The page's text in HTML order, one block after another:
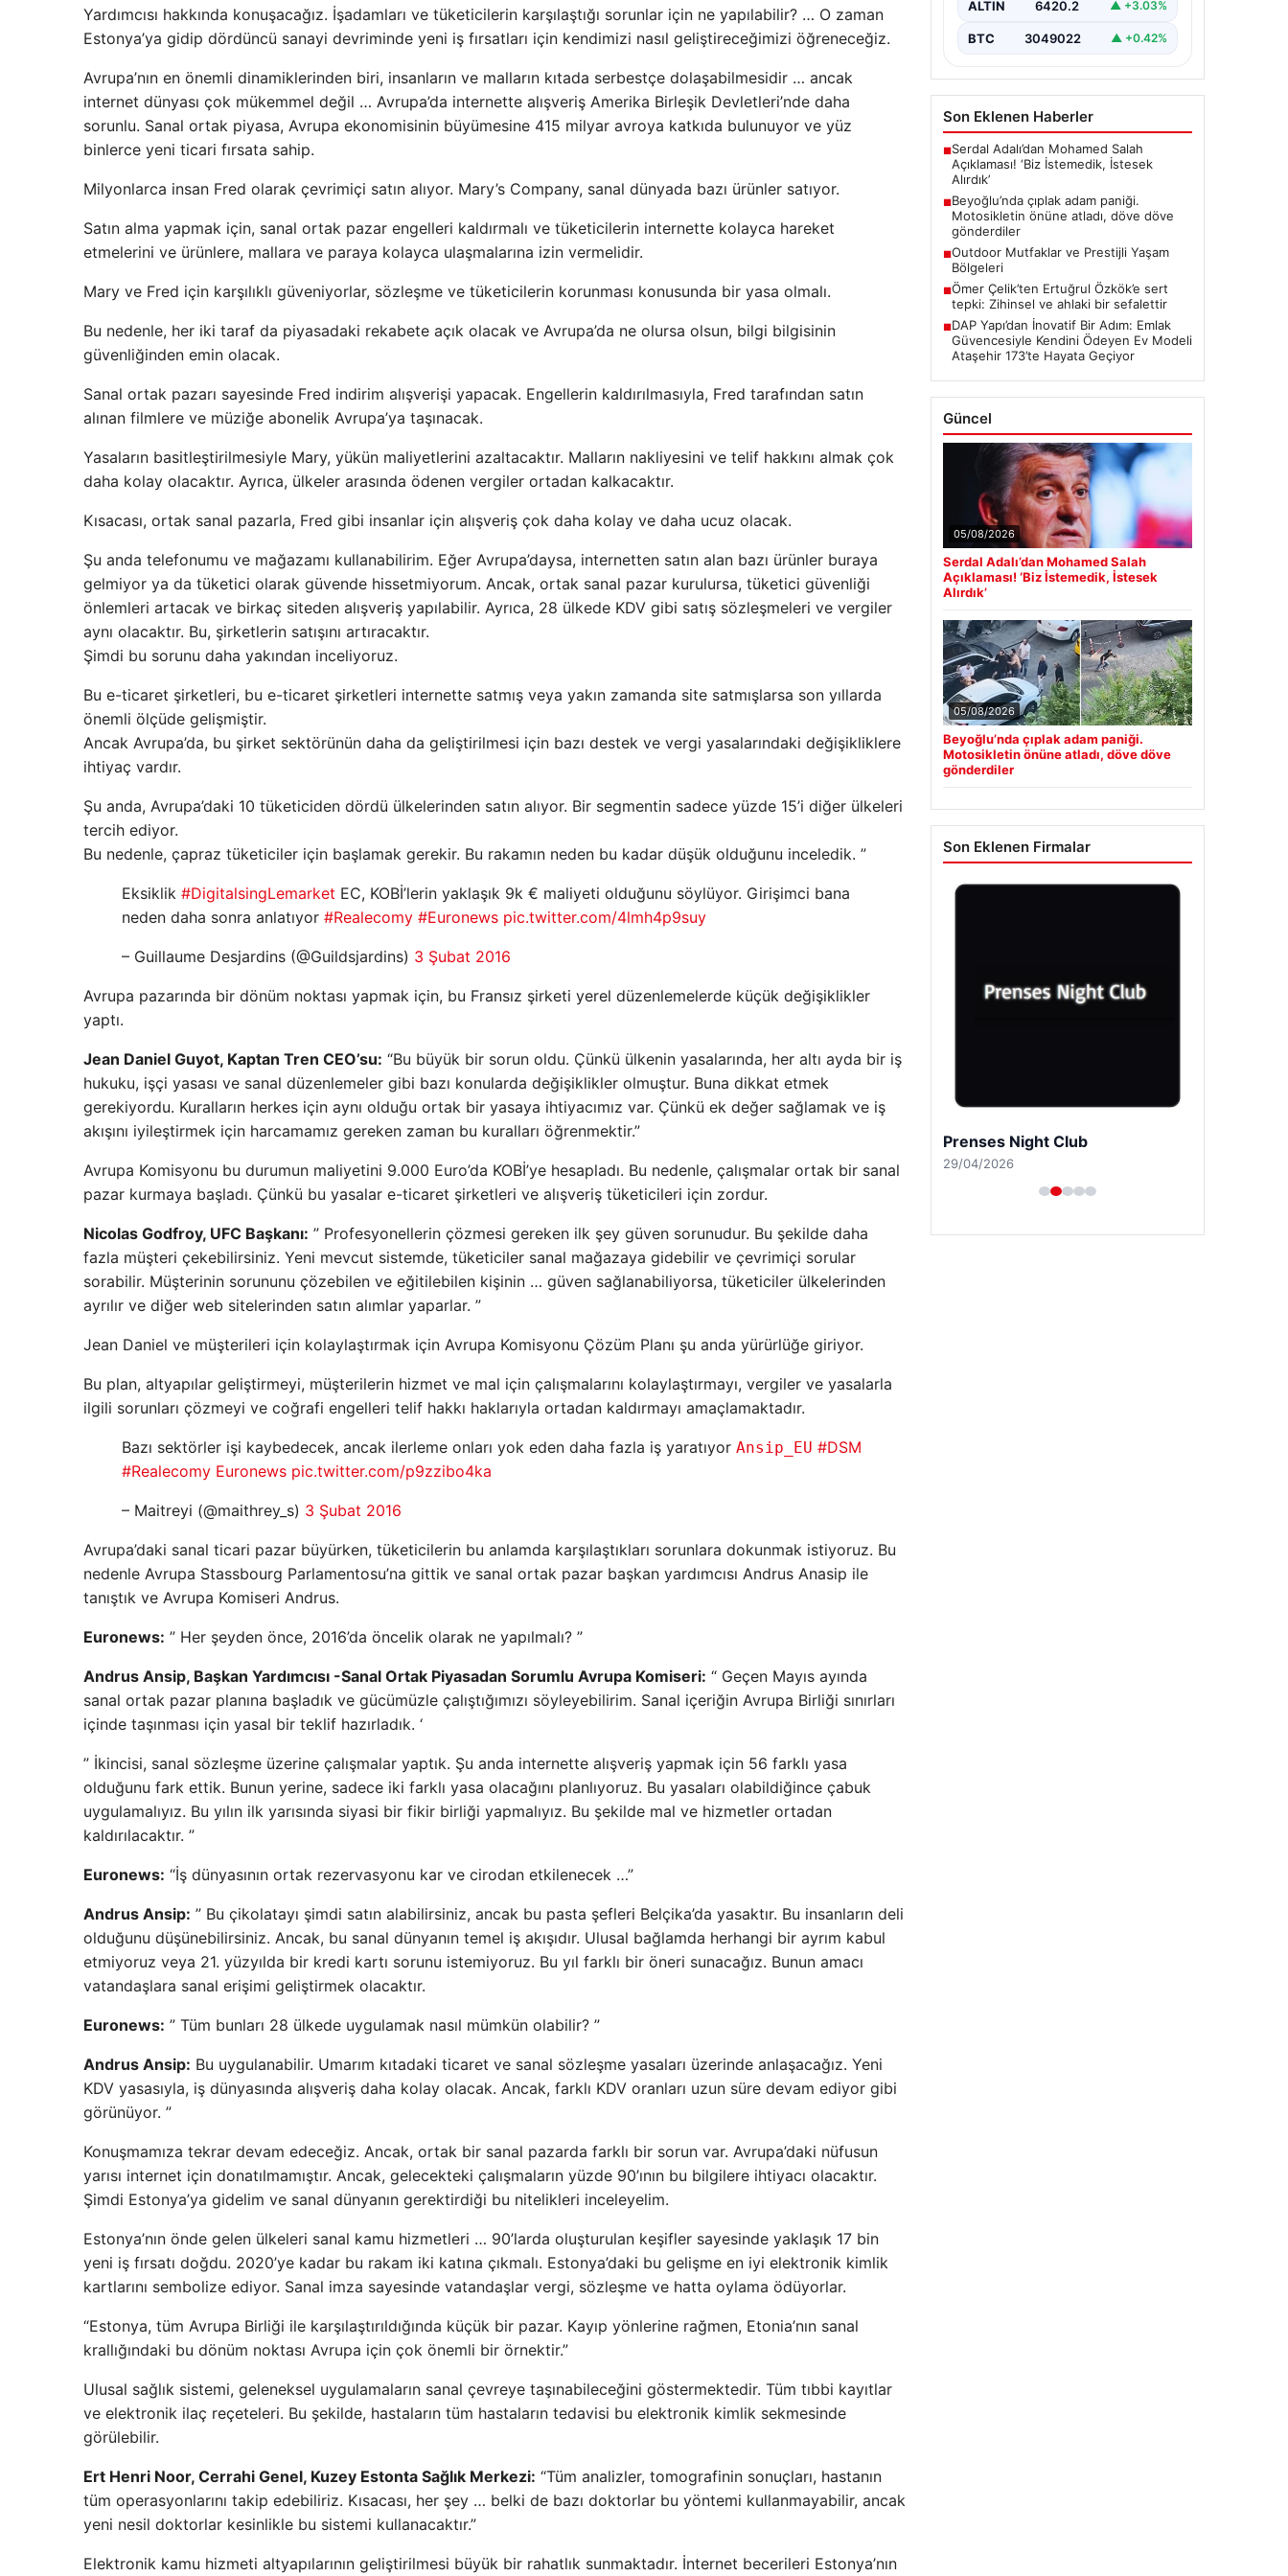
Yardımcısı hakkında konuşacağız. İşadamları ve tüketicilerin karşılaştığı sorunlar için ne yapılabilir? … O zaman
Estonya’ya gidip dördüncü sanayi devriminde yeni iş fırsatları için kendimizi nasıl geliştireceğimizi öğreneceğiz.
Avrupa’nın en önemli dinamiklerinden biri, insanların ve malların kıtada serbestçe dolaşabilmesidir … ancak
internet dünyası çok mükemmel değil … Avrupa’da internette alışveriş Amerika Birleşik Devletleri’nde daha
sorunlu. Sanal ortak piyasa, Avrupa ekonomisinin büyümesine 415 milyar avroya katkıda bulunuyor ve yüz
binlerce yeni ticari fırsata sahip.
Milyonlarca insan Fred olarak çevrimiçi satın alıyor. Mary’s Company, sanal dünyada bazı ürünler satıyor.
Satın alma yapmak için, sanal ortak pazar engelleri kaldırmalı ve tüketicilerin internette kolayca hareket
etmelerini ve ürünlere, mallara ve paraya kolayca ulaşmalarına izin vermelidir.
Mary ve Fred için karşılıklı güveniyorlar, sözleşme ve tüketicilerin korunması konusunda bir yasa olmalı.
Bu nedenle, her iki taraf da piyasadaki rekabete açık olacak ve Avrupa’da ne olursa olsun, bilgi bilgisinin
güvenliğinden emin olacak.
Sanal ortak pazarı sayesinde Fred indirim alışverişi yapacak. Engellerin kaldırılmasıyla, Fred tarafından satın
alınan filmlere ve müziğe abonelik Avrupa’ya taşınacak.
Yasaların basitleştirilmesiyle Mary, yükün maliyetlerini azaltacaktır. Malların nakliyesini ve telif hakkını almak çok
daha kolay olacaktır. Ayrıca, ülkeler arasında ödenen vergiler ortadan kalkacaktır.
Kısacası, ortak sanal pazarla, Fred gibi insanlar için alışveriş çok daha kolay ve daha ucuz olacak.
Şu anda telefonumu ve mağazamı kullanabilirim. Eğer Avrupa’daysa, internetten satın alan bazı ürünler buraya
gelmiyor ya da tüketici olarak güvende hissetmiyorum. Ancak, ortak sanal pazar kurulursa, tüketici güvenliği
önlemleri artacak ve birkaç siteden alışveriş yapılabilir. Ayrıca, 28 ülkede KDV gibi satış sözleşmeleri ve vergiler
aynı olacaktır. Bu, şirketlerin satışını artıracaktır.
Şimdi bu sorunu daha yakından inceliyoruz.
Bu e-ticaret şirketleri, bu e-ticaret şirketleri internette satmış veya yakın zamanda site satmışlarsa son yıllarda
önemli ölçüde gelişmiştir.
Ancak Avrupa’da, bu şirket sektörünün daha da geliştirilmesi için bazı destek ve vergi yasalarındaki değişikliklere
ihtiyaç vardır.
Şu anda, Avrupa’daki 10 tüketiciden dördü ülkelerinden satın alıyor. Bir segmentin sadece yüzde 15’i diğer ülkeleri
tercih ediyor.
Bu nedenle, çapraz tüketiciler için başlamak gerekir. Bu rakamın neden bu kadar düşük olduğunu inceledik. ”
Eksiklik #DigitalsingLemarket EC, KOBİ’lerin yaklaşık 9k € maliyeti olduğunu söylüyor. Girişimci bana
neden daha sonra anlatıyor #Realecomy #Euronews pic.twitter.com/4lmh4p9suy
– Guillaume Desjardins (@Guildsjardins) 3 Şubat 2016
Avrupa pazarında bir dönüm noktası yapmak için, bu Fransız şirketi yerel düzenlemelerde küçük değişiklikler
yaptı.
Jean Daniel Guyot, Kaptan Tren CEO’su: “Bu büyük bir sorun oldu. Çünkü ülkenin yasalarında, her altı ayda bir iş
hukuku, işçi yasası ve sanal düzenlemeler gibi bazı konularda değişiklikler olmuştur. Buna dikkat etmek
gerekiyordu. Kuralların herkes için aynı olduğu ortak bir yasaya ihtiyacımız var. Çünkü ek değer sağlamak ve iş
akışını iyileştirmek için harcamamız gereken zaman bu kuralları öğrenmektir.”
Avrupa Komisyonu bu durumun maliyetini 9.000 Euro’da KOBİ’ye hesapladı. Bu nedenle, çalışmalar ortak bir sanal
pazar kurmaya başladı. Çünkü bu yasalar e-ticaret şirketleri ve alışveriş tüketicileri için zordur.
Nicolas Godfroy, UFC Başkanı: ” Profesyonellerin çözmesi gereken ilk şey güven sorunudur. Bu şekilde daha
fazla müşteri çekebilirsiniz. Yeni mevcut sistemde, tüketiciler sanal mağazaya gidebilir ve çevrimiçi sorular
sorabilir. Müşterinin sorununu çözebilen ve eğitilebilen kişinin … güven sağlanabiliyorsa, tüketiciler ülkelerinden
ayrılır ve diğer web sitelerinden satın alımlar yaparlar. ”
Jean Daniel ve müşterileri için kolaylaştırmak için Avrupa Komisyonu Çözüm Planı şu anda yürürlüğe giriyor.
Bu plan, altyapılar geliştirmeyi, müşterilerin hizmet ve mal için çalışmalarını kolaylaştırmayı, vergiler ve yasalarla
ilgili sorunları çözmeyi ve coğrafi engelleri telif hakkı haklarıyla ortadan kaldırmayı amaçlamaktadır.
Bazı sektörler işi kaybedecek, ancak ilerleme onları yok eden daha fazla iş yaratıyor Ansip_EU #DSM
#Realecomy Euronews pic.twitter.com/p9zzibo4ka
– Maitreyi (@maithrey_s) 3 Şubat 2016
Avrupa’daki sanal ticari pazar büyürken, tüketicilerin bu anlamda karşılaştıkları sorunlara dokunmak istiyoruz. Bu
nedenle Avrupa Stassbourg Parlamentosu’na gittik ve sanal ortak pazar başkan yardımcısı Andrus Anasip ile
tanıştık ve Avrupa Komiseri Andrus.
Euronews: ” Her şeyden önce, 2016’da öncelik olarak ne yapılmalı? ”
Andrus Ansip, Başkan Yardımcısı -Sanal Ortak Piyasadan Sorumlu Avrupa Komiseri: “ Geçen Mayıs ayında
sanal ortak pazar planına başladık ve gücümüzle çalıştığımızı söyleyebilirim. Sanal içeriğin Avrupa Birliği sınırları
içinde taşınması için yasal bir teklif hazırladık. ‘
” İkincisi, sanal sözleşme üzerine çalışmalar yaptık. Şu anda internette alışveriş yapmak için 56 farklı yasa
olduğunu fark ettik. Bunun yerine, sadece iki farklı yasa olacağını planlıyoruz. Bu yasaları olabildiğince çabuk
uygulamalıyız. Bu yılın ilk yarısında siyasi bir fikir birliği yapmalıyız. Bu şekilde mal ve hizmetler ortadan
kaldırılacaktır. ”
Euronews: “İş dünyasının ortak rezervasyonu kar ve cirodan etkilenecek …”
Andrus Ansip: ” Bu çikolatayı şimdi satın alabilirsiniz, ancak bu pasta şefleri Belçika’da yasaktır. Bu insanların deli
olduğunu düşünebilirsiniz. Ancak, bu sanal dünyanın temel iş akışıdır. Ulusal bağlamda herhangi bir ayrım kabul
etmiyoruz veya 21. yüzyılda bir kredi kartı sorunu istemiyoruz. Bu yıl farklı bir öneri sunacağız. Bunun amacı
vatandaşlara sanal erişimi geliştirmek olacaktır.
Euronews: ” Tüm bunları 28 ülkede uygulamak nasıl mümkün olabilir? ”
Andrus Ansip: Bu uygulanabilir. Umarım kıtadaki ticaret ve sanal sözleşme yasaları üzerinde anlaşacağız. Yeni
KDV yasasıyla, iş dünyasında alışveriş daha kolay olacak. Ancak, farklı KDV oranları uzun süre devam ediyor gibi
görünüyor. ”
Konuşmamıza tekrar devam edeceğiz. Ancak, ortak bir sanal pazarda farklı bir sorun var. Avrupa’daki nüfusun
yarısı internet için donatılmamıştır. Ancak, gelecekteki çalışmaların yüzde 90’ının bu bilgilere ihtiyacı olacaktır.
Şimdi Estonya’ya gidelim ve sanal dünyanın gerektirdiği bu nitelikleri inceleyelim.
Estonya’nın önde gelen ülkeleri sanal kamu hizmetleri … 90’larda oluşturulan keşifler sayesinde yaklaşık 17 bin
yeni iş fırsatı doğdu. 2020’ye kadar bu rakam iki katına çıkmalı. Estonya’daki bu gelişme en iyi elektronik kimlik
kartlarını sembolize ediyor. Sanal imza sayesinde vatandaşlar vergi, sözleşme ve hatta oylama ödüyorlar.
“Estonya, tüm Avrupa Birliği ile karşılaştırıldığında küçük bir pazar. Kayıp yönlerine rağmen, Etonia’nın sanal
krallığındaki bu dönüm noktası Avrupa için çok önemli bir örnektir.”
Ulusal sağlık sistemi, geleneksel uygulamaların sanal çevreye taşınabileceğini göstermektedir. Tüm tıbbi kayıtlar
ve elektronik ilaç reçeteleri. Bu şekilde, hastaların tüm hastaların tedavisi bu elektronik kimlik sekmesinde
görülebilir.
Ert Henri Noor, Cerrahi Genel, Kuzey Estonta Sağlık Merkezi: “Tüm analizler, tomografinin sonuçları, hastanın
tüm operasyonlarını takip edebiliriz. Kısacası, her şey … belki de bazı doktorlar bu yöntemi kullanmayabilir, ancak
yeni nesil doktorlar kesinlikle bu sistemi kullanacaktır.”
Elektronik kamu hizmeti altyapılarının geliştirilmesi büyük bir rahatlık sunmaktadır. İnternet becerileri Estonya’nın
Adamın Panik Yaratan Hareketleri
ilçesinde yaşanan…
ALTIN 6420.2 ▲ +3.03%
BTC 3049022 ▲ +0.42%
Son Eklenen Haberler
■Serdal Adalı’dan Mohamed Salah
Açıklaması! ‘Biz İstemedik, İstesek
Alırdık’
■Beyoğlu’nda çıplak adam paniği.
Motosikletin önüne atladı, döve döve
gönderdiler
■Outdoor Mutfaklar ve Prestijli Yaşam
Bölgeleri
■Ömer Çelik’ten Ertuğrul Özkök’e sert
tepki: Zihinsel ve ahlaki bir sefalettir
■DAP Yapı’dan İnovatif Bir Adım: Emlak
Güvencesiyle Kendini Ödeyen Ev Modeli
Ataşehir 173’te Hayata Geçiyor
Güncel
05/08/2026
Serdal Adalı’dan Mohamed Salah
Açıklaması! ‘Biz İstemedik, İstesek
Alırdık’
05/08/2026
Beyoğlu’nda çıplak adam paniği.
Motosikletin önüne atladı, döve döve
gönderdiler
Son Eklenen Firmalar
Prenses Night Club
29/04/2026